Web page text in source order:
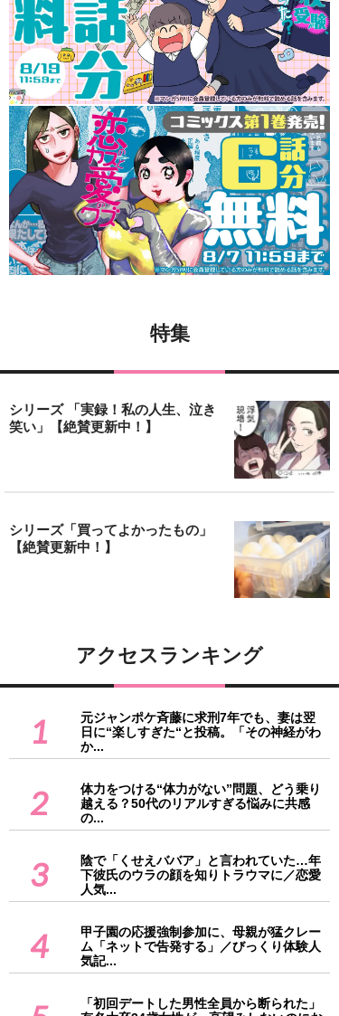
特集
シリーズ 「実録！私の人生、泣き
笑い」【絶賛更新中！】
シリーズ「買ってよかったもの」
【絶賛更新中！】
アクセスランキング
1
元ジャンポケ斉藤に求刑7年でも、妻は翌
日に“楽しすぎた“と投稿。「その神経がわ
か...
2
体力をつける“体力がない”問題、どう乗り
越える？50代のリアルすぎる悩みに共感
の...
3
陰で「くせえババア」と言われていた…年
下彼氏のウラの顔を知りトラウマに／恋愛
人気...
4
甲子園の応援強制参加に、母親が猛クレー
ム「ネットで告発する」／びっくり体験人
気記...
「初回デートした男性全員から断られた」